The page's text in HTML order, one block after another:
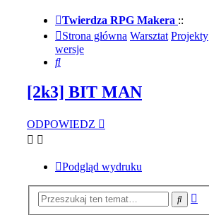
Twierdza RPG Makera ::
Strona główna Warsztat Projekty
wersje
Szukaj
[2k3] BIT MAN
ODPOWIEDZ
Podgląd wydruku
Szukaj